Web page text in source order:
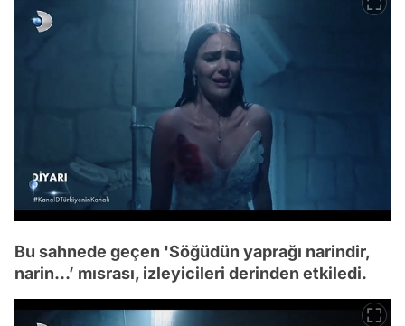
Bu sahnede geçen 'Söğüdün yaprağı narindir,
narin…’ mısrası, izleyicileri derinden etkiledi.